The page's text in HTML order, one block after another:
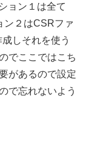
ョン１は全て
ン２はCSRファ
しそれを使う
でここではこち
があるので設定
で忘れないよう